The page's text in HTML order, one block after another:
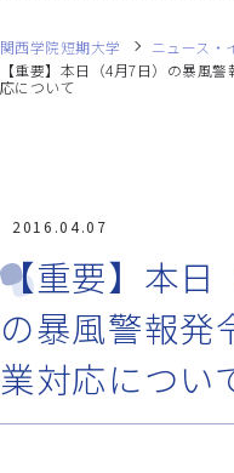
関西学院短期大学
ニュース・
【重要】本日（4月7日）の暴風
応について
2016.04.07
【重要】本日
の暴風警報発
業対応につい